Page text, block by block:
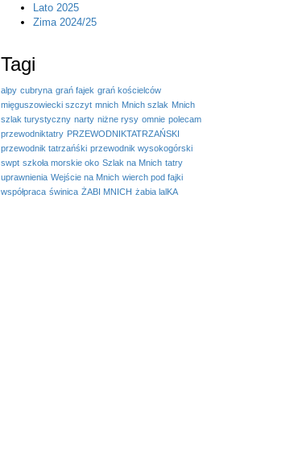
Lato 2025
Zima 2024/25
Tagi
alpy cubryna grań fajek grań kościelców
mięguszowiecki szczyt mnich Mnich szlak Mnich
szlak turystyczny narty niżne rysy omnie polecam
przewodniktatry PRZEWODNIKTATRZAŃSKI
przewodnik tatrzańśki przewodnik wysokogórski
swpt szkoła morskie oko Szlak na Mnich tatry
uprawnienia Wejście na Mnich wierch pod fajki
współpraca świnica ŻABI MNICH żabia lalKA